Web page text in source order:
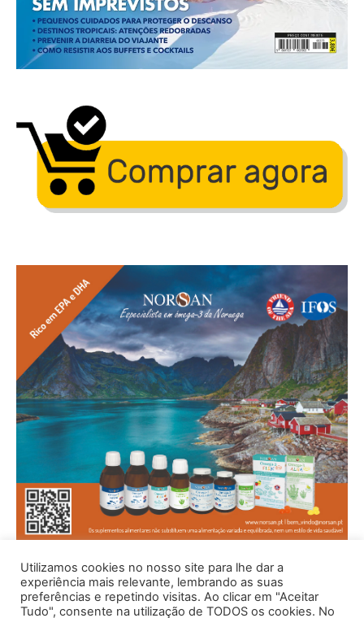
Utilizamos cookies no nosso site para lhe dar a
experiência mais relevante, lembrando as suas
preferências e repetindo visitas. Ao clicar em "Aceitar
Tudo", consente na utilização de TODOS os cookies. No